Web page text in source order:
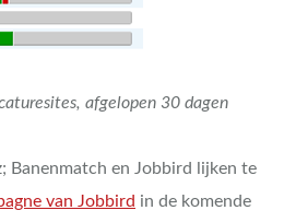
afgelopen 30 dagen
Banenmatch en Jobbird lijken te
van Jobbird in de komende